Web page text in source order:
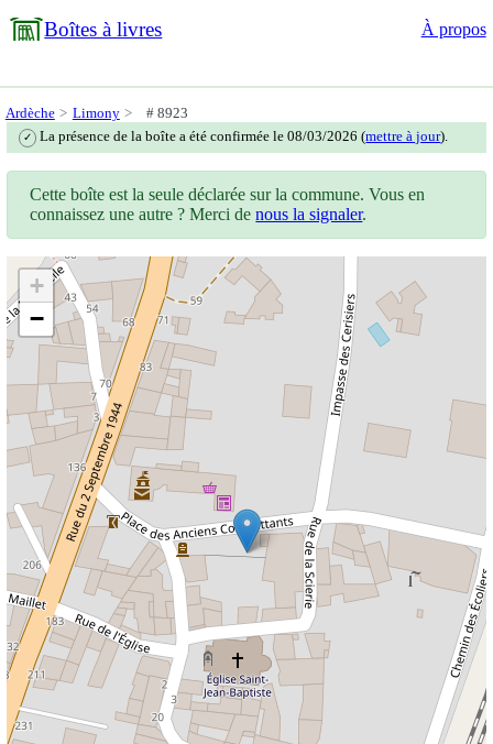
Boîtes à livres À propos
Ardèche Limony # 8923
✓ La présence de la boîte a été confirmée le 08/03/2026 (mettre à jour).
Cette boîte est la seule déclarée sur la commune. Vous en
connaissez une autre ? Merci denous la signaler.
+
−